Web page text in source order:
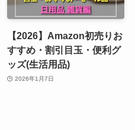
【2026】Amazon初売りお
すすめ・割引目玉・便利グ
ッズ(生活用品)
2026年1月7日